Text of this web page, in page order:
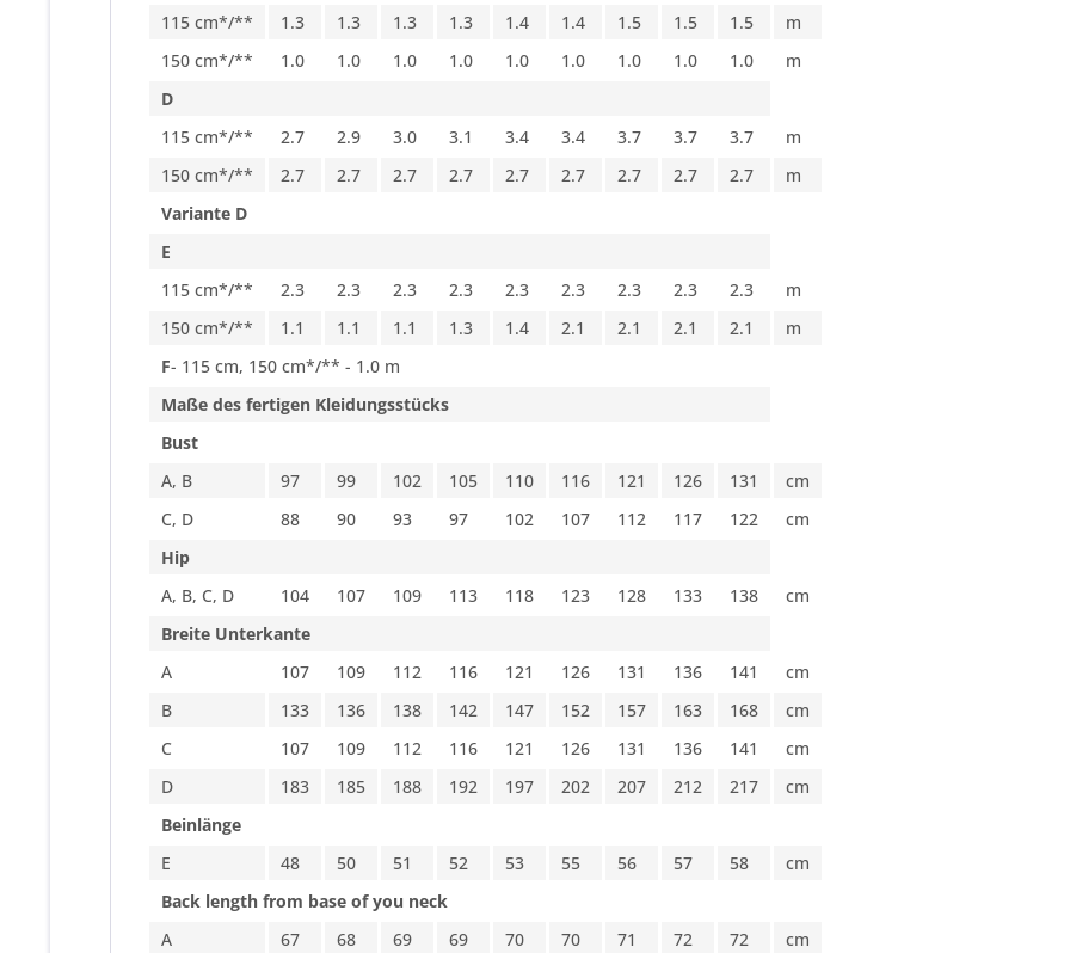
115 cm*/**
1.3 1.3 1.3 1.3 1.4 1.4 1.5 1.5 1.5
m
150 cm*/**
1.0 1.0 1.0 1.0 1.0 1.0 1.0 1.0 1.0
m
D
115 cm*/**
2.7 2.9 3.0 3.1 3.4 3.4 3.7 3.7 3.7
m
150 cm*/**
2.7 2.7 2.7 2.7 2.7 2.7 2.7 2.7 2.7
m
Variante D
E
115 cm*/**
2.3 2.3 2.3 2.3 2.3 2.3 2.3 2.3 2.3
m
150 cm*/**
1.1 1.1 1.1 1.3 1.4 2.1 2.1 2.1 2.1
m
F- 115 cm, 150 cm*/** - 1.0 m
Maße des fertigen Kleidungsstücks
Bust
A, B
97 99 102 105 110 116 121 126 131
cm
C, D
88 90 93 97 102 107 112 117 122
cm
Hip
A, B, C, D
104 107 109 113 118 123 128 133 138
cm
Breite Unterkante
A
107 109 112 116 121 126 131 136 141
cm
B
133 136 138 142 147 152 157 163 168
cm
C
107 109 112 116 121 126 131 136 141
cm
D
183 185 188 192 197 202 207 212 217
cm
Beinlänge
E
48 50 51 52 53 55 56 57 58
cm
Back length from base of you neck
A
67 68 69 69 70 70 71 72 72
cm